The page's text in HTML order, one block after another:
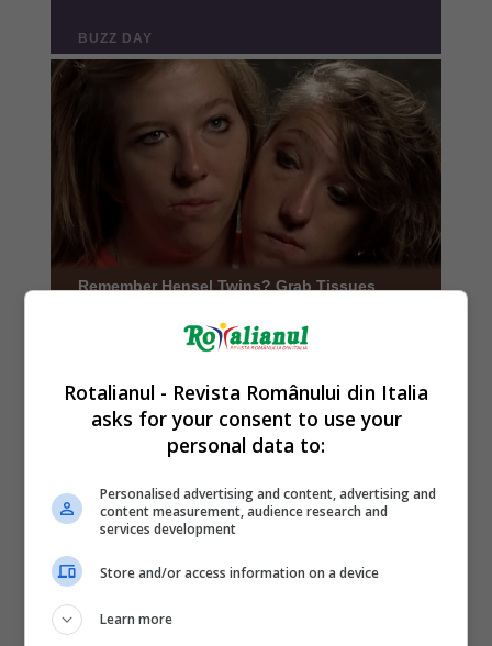
Rotalianul - Revista Românului din Italia
asks for your consent to use your
personal data to:
Personalised advertising and content, advertising and
content measurement, audience research and
services development
Store and/or access information on a device
Learn more